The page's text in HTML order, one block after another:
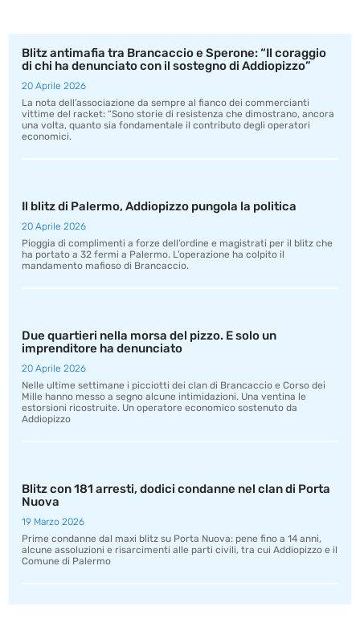
Blitz antimafia tra Brancaccio e Sperone: “Il coraggio
di chi ha denunciato con il sostegno di Addiopizzo”
20 Aprile 2026
La nota dell’associazione da sempre al fianco dei commercianti
vittime del racket: “Sono storie di resistenza che dimostrano, ancora
una volta, quanto sia fondamentale il contributo degli operatori
economici.
Il blitz di Palermo, Addiopizzo pungola la politica
20 Aprile 2026
Pioggia di complimenti a forze dell’ordine e magistrati per il blitz che
ha portato a 32 fermi a Palermo. L’operazione ha colpito il
mandamento mafioso di Brancaccio.
Due quartieri nella morsa del pizzo. E solo un
imprenditore ha denunciato
20 Aprile 2026
Nelle ultime settimane i picciotti dei clan di Brancaccio e Corso dei
Mille hanno messo a segno alcune intimidazioni. Una ventina le
estorsioni ricostruite. Un operatore economico sostenuto da
Addiopizzo
Blitz con 181 arresti, dodici condanne nel clan di Porta
Nuova
19 Marzo 2026
Prime condanne dal maxi blitz su Porta Nuova: pene fino a 14 anni,
alcune assoluzioni e risarcimenti alle parti civili, tra cui Addiopizzo e il
Comune di Palermo